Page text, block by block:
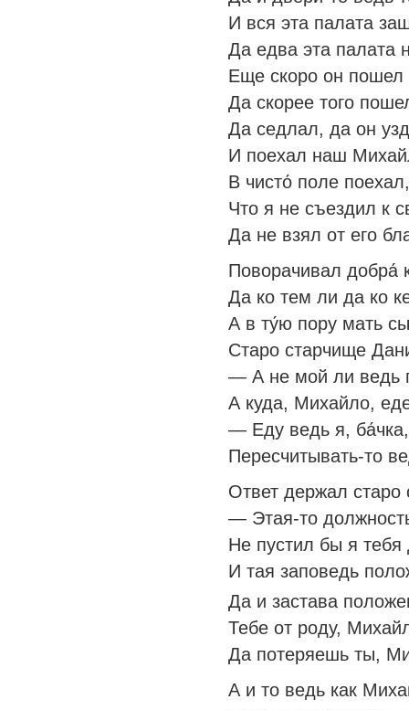
И вся эта палата
Да едва эта палата
Еще скоро он
Да скорее того
Да седлал, да он
И поехал наш
В чисто́ поле
Что я не съездил к
Да не взял от его
Поворачивал добра́
Да ко тем ли да ко
А в ту́ю пору мать
Старо старчище
— А не мой ли ведь
А куда, Михайло,
— Еду ведь я,
Пересчитывать-то
Ответ держал
— Этая-то
Не пустил бы я тебя
И тая заповедь
Да и застава
Тебе от роду,
Да потеряешь ты,
А и то ведь как